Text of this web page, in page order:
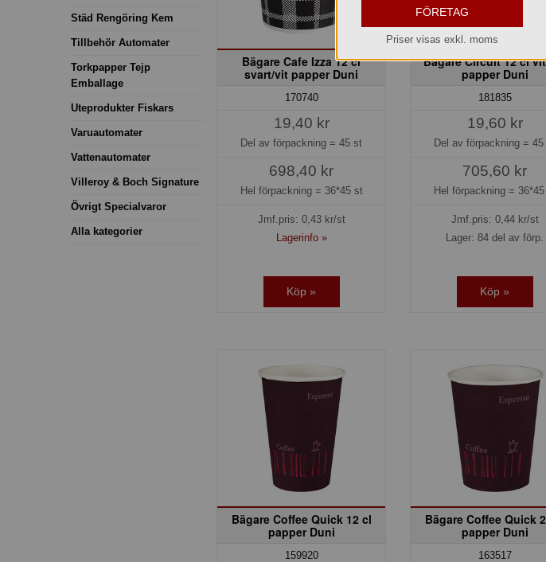
Städ Rengöring Kem
Tillbehör Automater
Torkpapper Tejp
Emballage
Uteprodukter Fiskars
Varuautomater
Vattenautomater
Villeroy & Boch Signature
Övrigt Specialvaror
Alla kategorier
Bägare Cafe Izza 12 cl
svart/vit papper Duni
170740
19,40 kr
Del av förpackning =45 st
698,40 kr
Hel förpackning = 36*45 st
Jmf.pris: 0,43kr/st
Lagerinfo »
Köp »
Bägare Circuit 12 cl
papper Duni
181835
19,60 kr
Del av förpackning =
705,60 kr
Hel förpackning =
Jmf.pris: 0,44kr/st
Lager: 84 del av förp.
Köp »
Bägare Coffee Quick 12 cl
papper Duni
159920
Bägare Coffee Quick
papper Duni
163517
FÖRETAG
Priser visas exkl. moms